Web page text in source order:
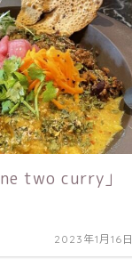
two curry」
2023年1月16日